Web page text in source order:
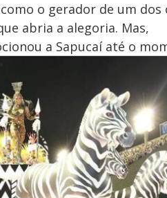
o gerador de um dos
abria a alegoria. Mas,
a Sapucaí até o